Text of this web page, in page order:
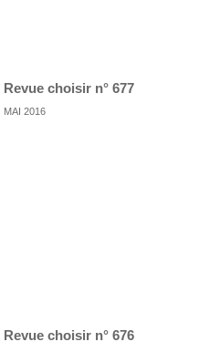
Revue choisir n° 677
MAI 2016
Revue choisir n° 676